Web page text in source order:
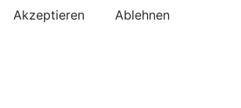
Akzeptieren Ablehnen